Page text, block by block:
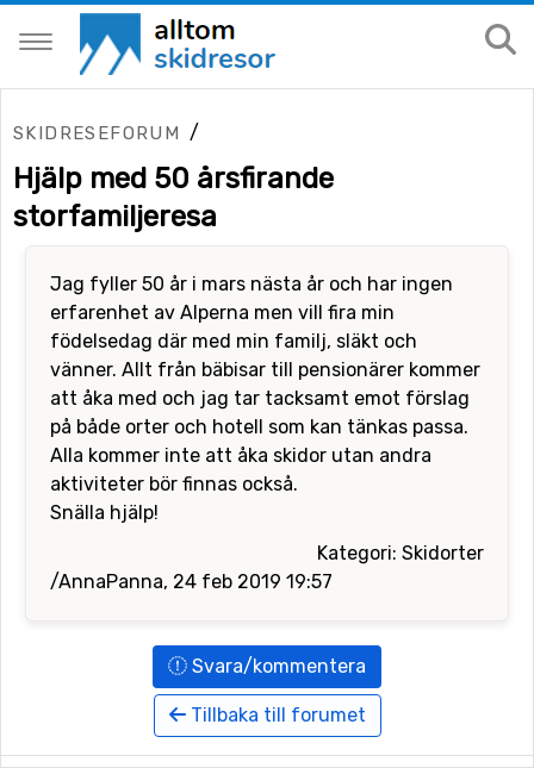
SKIDRESEFORUM /
Hjälp med 50 årsfirande
storfamiljeresa
Jag fyller 50 år i mars nästa år och har ingen
erfarenhet av Alperna men vill fira min
födelsedag där med min familj, släkt och
vänner. Allt från bäbisar till pensionärer kommer
att åka med och jag tar tacksamt emot förslag
på både orter och hotell som kan tänkas passa.
Alla kommer inte att åka skidor utan andra
aktiviteter bör finnas också.
Snälla hjälp!
Kategori: Skidorter
/AnnaPanna, 24 feb 2019 19:57
Svara/kommentera
Tillbaka till forumet